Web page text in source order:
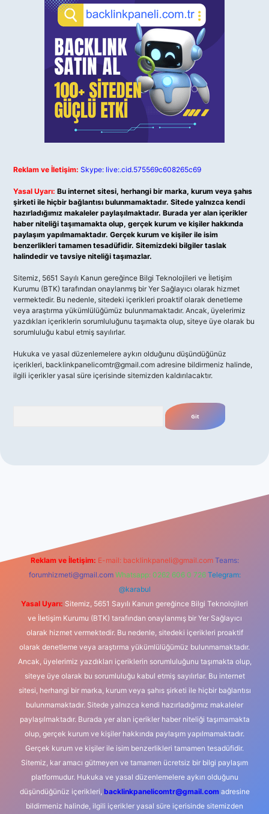
Reklam ve İletişim: Skype: live:.cid.575569c608265c69
Yasal Uyarı: Bu internet sitesi, herhangi bir marka, kurum veya şahıs
şirketi ile hiçbir bağlantısı bulunmamaktadır. Sitede yalnızca kendi
hazırladığımız makaleler paylaşılmaktadır. Burada yer alan içerikler
haber niteliği taşımamakta olup, gerçek kurum ve kişiler hakkında
paylaşım yapılmamaktadır. Gerçek kurum ve kişiler ile isim
benzerlikleri tamamen tesadüfidir. Sitemizdeki bilgiler taslak
halindedir ve tavsiye niteliği taşımazlar.
Sitemiz, 5651 Sayılı Kanun gereğince Bilgi Teknolojileri ve İletişim
Kurumu (BTK) tarafından onaylanmış bir Yer Sağlayıcı olarak hizmet
vermektedir. Bu nedenle, sitedeki içerikleri proaktif olarak denetleme
veya araştırma yükümlülüğümüz bulunmamaktadır. Ancak, üyelerimiz
yazdıkları içeriklerin sorumluluğunu taşımakta olup, siteye üye olarak bu
sorumluluğu kabul etmiş sayılırlar.
Hukuka ve yasal düzenlemelere aykırı olduğunu düşündüğünüz
içerikleri, backlinkpanelicomtr@gmail.com adresine bildirmeniz halinde,
ilgili içerikler yasal süre içerisinde sitemizden kaldırılacaktır.
Reklam ve İletişim: E-mail: backlinkpaneli@gmail.com Teams:
forumhizmeti@gmail.com Whatsapp: 0262 606 0 726 Telegram:
@karabul
Yasal Uyarı: Sitemiz, 5651 Sayılı Kanun gereğince Bilgi Teknolojileri
ve İletişim Kurumu (BTK) tarafından onaylanmış bir Yer Sağlayıcı
olarak hizmet vermektedir. Bu nedenle, sitedeki içerikleri proaktif
olarak denetleme veya araştırma yükümlülüğümüz bulunmamaktadır.
Ancak, üyelerimiz yazdıkları içeriklerin sorumluluğunu taşımakta olup,
siteye üye olarak bu sorumluluğu kabul etmiş sayılırlar. Bu internet
sitesi, herhangi bir marka, kurum veya şahıs şirketi ile hiçbir bağlantısı
bulunmamaktadır. Sitede yalnızca kendi hazırladığımız makaleler
paylaşılmaktadır. Burada yer alan içerikler haber niteliği taşımamakta
olup, gerçek kurum ve kişiler hakkında paylaşım yapılmamaktadır.
Gerçek kurum ve kişiler ile isim benzerlikleri tamamen tesadüfidir.
Sitemiz, kar amacı gütmeyen ve tamamen ücretsiz bir bilgi paylaşım
platformudur. Hukuka ve yasal düzenlemelere aykırı olduğunu
düşündüğünüz içerikleri, backlinkpanelicomtr@gmail.comadresine
bildirmeniz halinde, ilgili içerikler yasal süre içerisinde sitemizden